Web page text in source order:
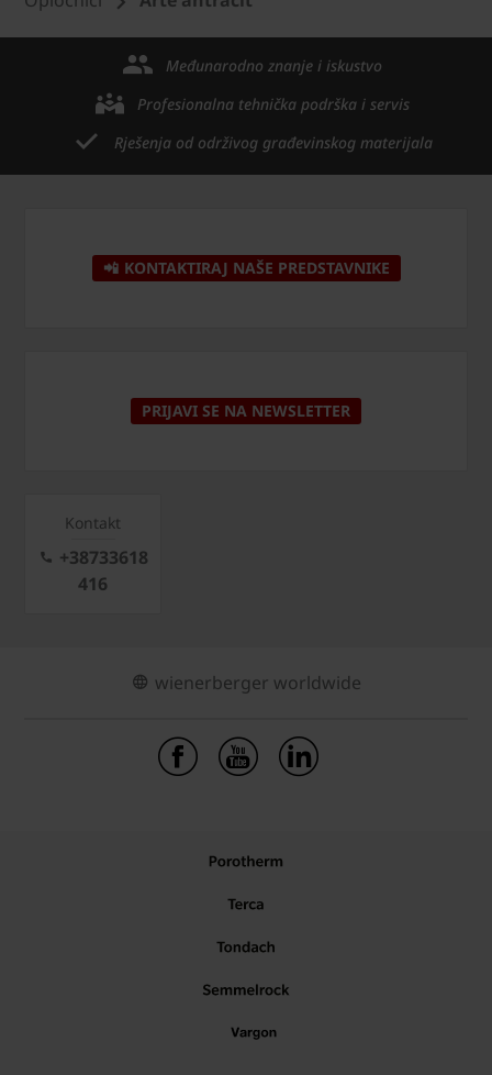
Međunarodno znanje i iskustvo
Profesionalna tehnička podrška i servis
Rješenja od održivog građevinskog materijala
📲 KONTAKTIRAJ NAŠE PREDSTAVNIKE
PRIJAVI SE NA NEWSLETTER
Kontakt
+38733618
416
wienerberger worldwide